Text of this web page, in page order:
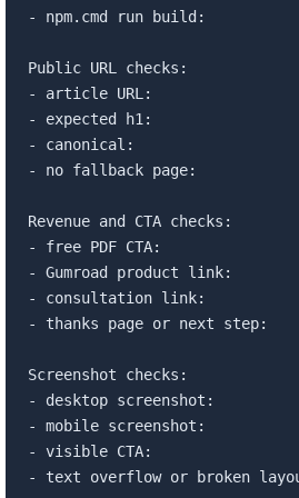
- npm.cmd run build:
Public URL checks:
- article URL:
- expected h1:
- canonical:
- no fallback page:
Revenue and CTA checks:
- free PDF CTA:
- Gumroad product link:
- consultation link:
- thanks page or next step:
Screenshot checks:
- desktop screenshot:
- mobile screenshot:
- visible CTA:
- text overflow or broken